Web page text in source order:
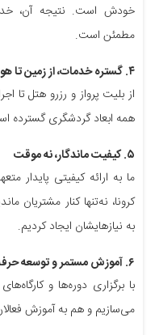
خودش است. نتیجه آن،
مطمئن است.
۴. گستره خدمات، از زمین تا هوا
از بلیت پرواز و رزرو هتل تا
همه ابعاد گردشگری گسترده
۵. کیفیت ماندگار، نه موقت
ما به ارائه کیفیتی پایدار
کرونا، نه‌تنها کنار مشتریان
به نیازهایشان ایجاد کردیم.
۶. آموزش مستمر و توسعه حرفه‌ای
با برگزاری دوره‌ها و
می‌سازیم و هم به آموزش